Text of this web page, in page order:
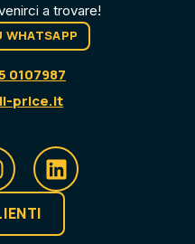
a trovare​!
WHATSAPP
0107987
price.it